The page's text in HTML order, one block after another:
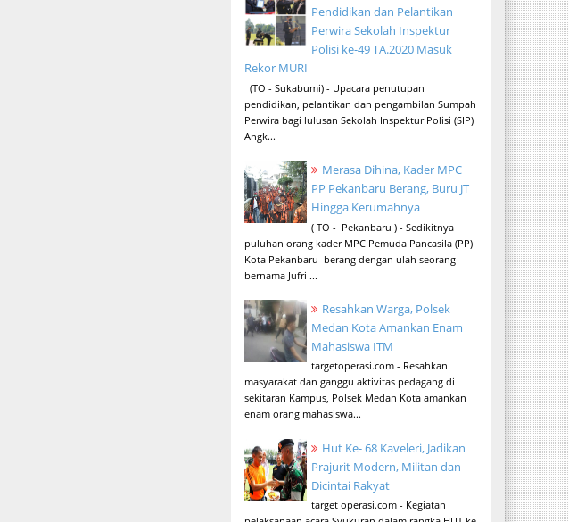
Pendidikan dan Pelantikan
Perwira Sekolah Inspektur
Polisi ke-49 TA.2020 Masuk
Rekor MURI
(TO - Sukabumi) - Upacara penutupan
pendidikan, pelantikan dan pengambilan Sumpah
Perwira bagi lulusan Sekolah Inspektur Polisi (SIP)
Angk...
Merasa Dihina, Kader MPC
PP Pekanbaru Berang, Buru JT
Hingga Kerumahnya
( TO - Pekanbaru ) - Sedikitnya
puluhan orang kader MPC Pemuda Pancasila (PP)
Kota Pekanbaru berang dengan ulah seorang
bernama Jufri ...
Resahkan Warga, Polsek
Medan Kota Amankan Enam
Mahasiswa ITM
targetoperasi.com - Resahkan
masyarakat dan ganggu aktivitas pedagang di
sekitaran Kampus, Polsek Medan Kota amankan
enam orang mahasiswa...
Hut Ke- 68 Kaveleri, Jadikan
Prajurit Modern, Militan dan
Dicintai Rakyat
target operasi.com - Kegiatan